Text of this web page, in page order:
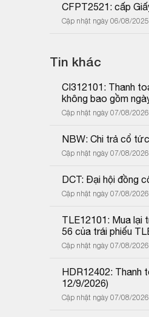
CFPT2521: cấp
Cập nhật ngày 06/08/
Tin khác
CI312101: Thanh
không bao gồm
Cập nhật ngày 07/08/
NBW: Chi trả cổ
Cập nhật ngày 07/08/
DCT: Đại hội đồng
Cập nhật ngày 07/08/
TLE12101: Mua lại
56 của trái phiếu
Cập nhật ngày 07/08/
HDR12402: Thanh
12/9/2026)
Cập nhật ngày 07/08/